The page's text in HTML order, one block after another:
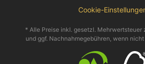
Cookie-
* Alle Preise inkl. gesetzl. Mehrwertsteuer
und ggf. Nachnahmegebühren, wenn